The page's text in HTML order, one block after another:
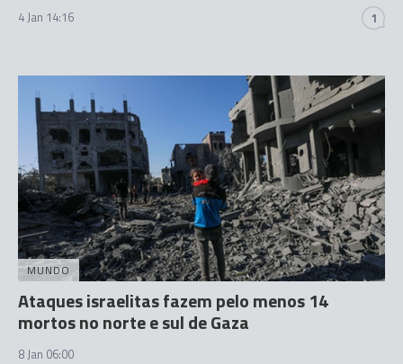
4 Jan 14:16 1
MUNDO
Ataques israelitas fazem pelo menos 14
mortos no norte e sul de Gaza
8 Jan 06:00